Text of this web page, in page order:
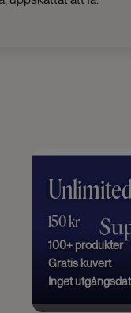
150 kr
100+ produkter
Gratis kuvert
Inget